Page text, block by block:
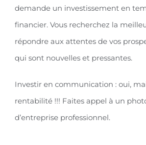
demande un investissement en
financier. Vous recherchez la
répondre aux attentes de vos
qui sont nouvelles et pressantes.
Investir en communication : oui,
rentabilité !!! Faites appel à un
d’entreprise professionnel.